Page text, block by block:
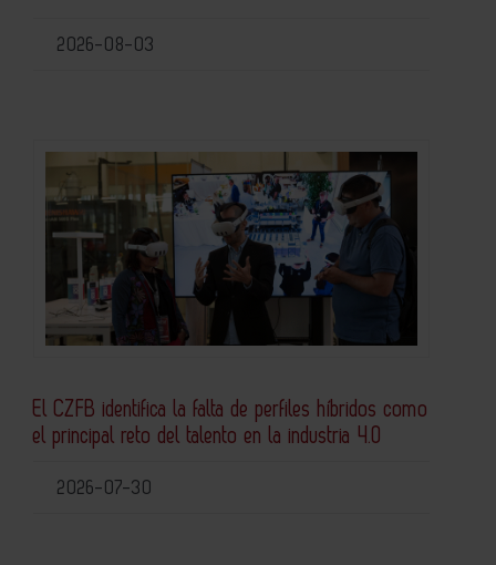
2026-08-03
El CZFB identifica la falta de perfiles híbridos como
el principal reto del talento en la industria 4.0
2026-07-30